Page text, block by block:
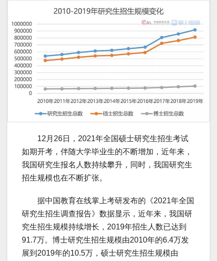
12月26日，2021年全国硕士研究生招生考试
如期开考，伴随大学毕业生的不断增加，近年来，
我国研究生报名人数持续攀升，同时，我国研究生
招生规模也在不断扩张。
据中国教育在线掌上考研发布的《2021年全国
研究生招生调查报告》数据显示，近年来，我国研
究生招生规模持续增长，2019年招生人数已达到
91.7万。博士研究生招生规模由2010年的6.4万发
展到2019年的10.5万，硕士研究生招生规模由